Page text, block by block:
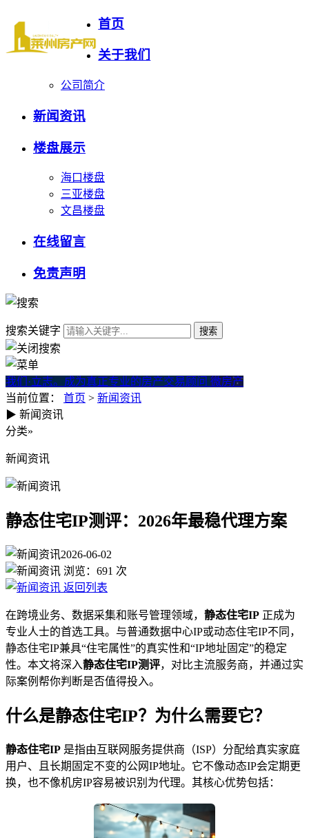
首页
关于我们
公司简介
新闻资讯
楼盘展示
海口楼盘
三亚楼盘
文昌楼盘
在线留言
免责声明
搜索关键字
我们·立志。成为真正专业的房产交易顾问 微房产
当前位置： 首页 > 新闻资讯
静态住宅IP测评：2026年最稳
▶ 新闻资讯
分类»
新闻资讯
静态住宅IP测评：2026年最稳代理方案
2026-06-02
浏览： 691 次
返回列表
在跨境业务、数据采集和账号管理领域， 静态住宅IP 正成为
专业人士的首选工具。与普通数据中心IP或动态住宅IP不同，
静态住宅IP兼具“住宅属性”的真实性和“IP地址固定”的稳定
性。本文将深入静态住宅IP测评，对比主流服务商，并通过实
际案例帮你判断是否值得投入。
什么是静态住宅IP？为什么需要它？
静态住宅IP 是指由互联网服务提供商（ISP）分配给真实家庭
用户、且长期固定不变的公网IP地址。它不像动态IP会定期更
换，也不像机房IP容易被识别为代理。其核心优势包括：